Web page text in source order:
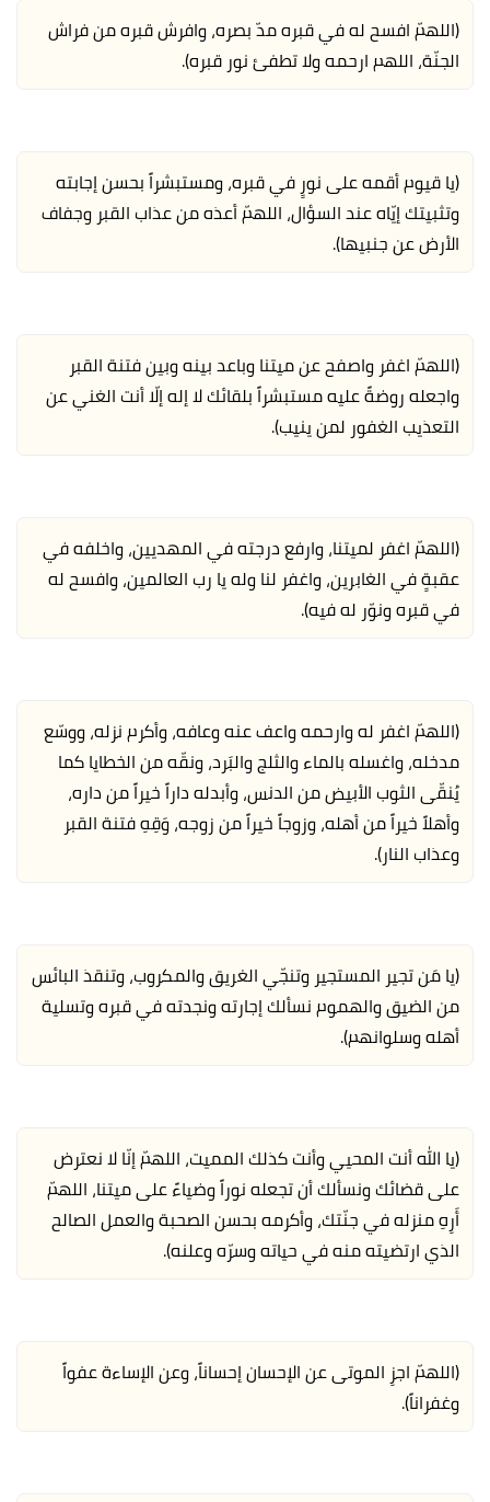
(اللهمّ افسح له في قبره مدّ بصره، وافرش قبره من فراش
الجنّة، اللهم ارحمه ولا تطفئ نور قبره).
(يا قيوم أقمه على نورٍ في قبره، ومستبشراً بحسن إجابته
وتثبيتك إيّاه عند السؤال، اللهمّ أعذه من عذاب القبر وجفاف
الأرض عن جنبيها).
(اللهمّ اغفر واصفح عن ميتنا وباعد بينه وبين فتنة القبر
واجعله روضةً عليه مستبشراً بلقائك لا إله إلّا أنت الغني عن
التعذيب الغفور لمن ينيب).
(اللهمّ اغفر لميتنا، وارفع درجته في المهديين، واخلفه في
عقبةٍ في الغابرين، واغفر لنا وله يا رب العالمين، وافسح له
في قبره ونوّر له فيه).
(اللهمّ اغفر له وارحمه واعف عنه وعافه، وأكرم نزله، ووسّع
مدخله، واغسله بالماء والثلج والبَرد، ونقّه من الخطايا كما
يُنقّى الثوب الأبيض من الدنس، وأبدله داراً خيراً من داره،
وأهلاً خيراً من أهله، وزوجاً خيراً من زوجه، وَقِهِ فتنة القبر
وعذاب النار).
(يا مَن تجير المستجير وتنجّي الغريق والمكروب، وتنقذ البائس
من الضيق والهموم نسألك إجارته ونجدته في قبره وتسلية
أهله وسلوانهم).
(يا الله أنت المحيي وأنت كذلك المميت، اللهمّ إنّا لا نعترض
على قضائك ونسألك أن تجعله نوراً وضياءً على ميتنا، اللهمّ
أَرِهِ منزله في جنّتك، وأكرمه بحسن الصحبة والعمل الصالح
الذي ارتضيته منه في حياته وسرّه وعلنه).
(اللهمّ اجزِ الموتى عن الإحسان إحساناً، وعن الإساءة عفواً
وغفراناً).